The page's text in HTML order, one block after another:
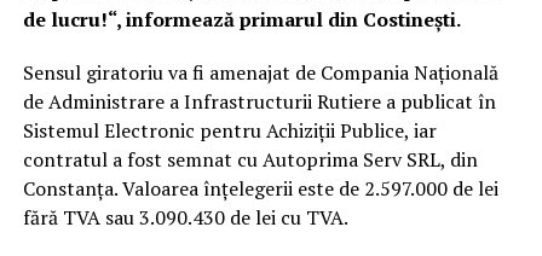
de lucru!“, informează primarul din Costinești.
Sensul giratoriu va fi amenajat de Compania Națională
de Administrare a Infrastructurii Rutiere a publicat în
Sistemul Electronic pentru Achiziții Publice, iar
contratul a fost semnat cu Autoprima Serv SRL, din
Constanța. Valoarea înțelegerii este de 2.597.000 de lei
fără TVA sau 3.090.430 de lei cu TVA.